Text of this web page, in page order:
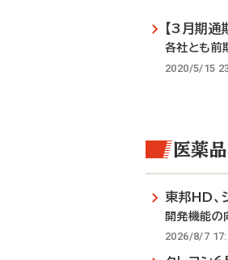
【3月期
各社とも前
2020/5/15
医薬
東邦HD、
開発機能の
2026/8/7